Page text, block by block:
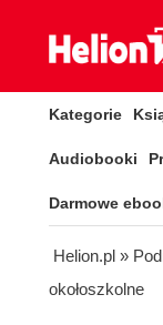
Kategorie
Audiobooki
Darmowe
Helion.pl »
okołoszkolne